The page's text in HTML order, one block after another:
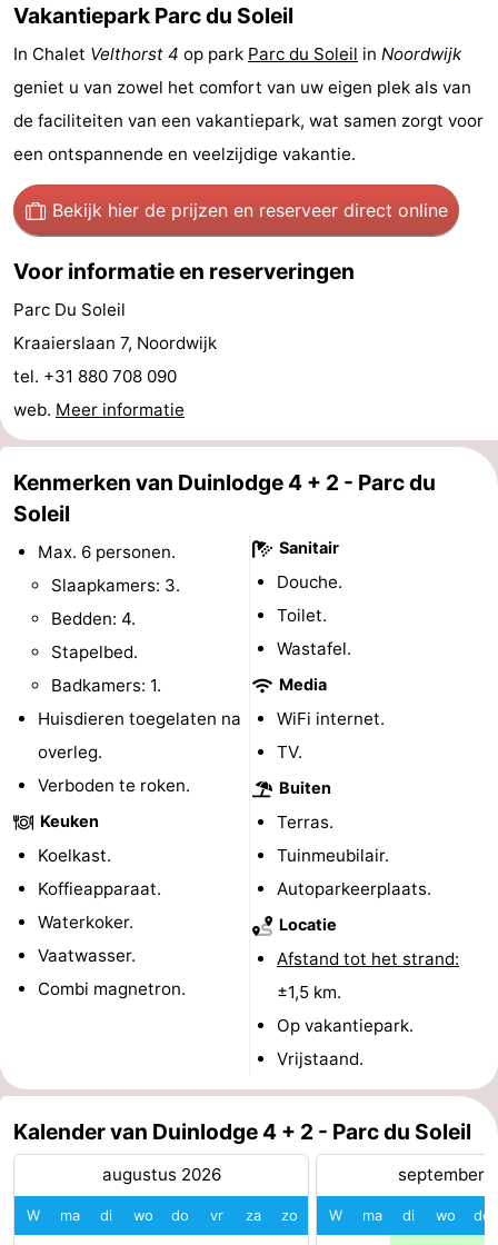
Paardrijden
Golfbanen
-
Surfen
Eten
en
drinken
Evenementen
Praktisch
Forum
Route
-
Parkeren
Reisboekenwinkel
Nieuws
adressen
Regio
Noord-
Holland
Natuur
Schoorlse
Duinen
Bergen
aan
Zee
-
Bergen
-
Alkmaar
-
Egmond
aan
Noordhollands
-
aan
Zee
Natuur
Zuid-
Kennermerland
-
Amsterdam
-
Zandvoort
Zuid-
Vakantiepark Parc du Soleil
In Chalet Velthorst 4 op park Parc du Soleil in Noordwijk
geniet u van zowel het comfort van uw eigen plek als van
de faciliteiten van een vakantiepark, wat samen zorgt voor
een ontspannende en veelzijdige vakantie.
Bekijk hier de prijzen en reserveer direct online
Voor informatie en reserveringen
Parc Du Soleil
Kraaierslaan 7, Noordwijk
tel. +31 880 708 090
web. Meer informatie
Kenmerken van Duinlodge 4 + 2 - Parc du
Soleil
Max. 6 personen.
Slaapkamers: 3.
Bedden: 4.
Stapelbed.
Badkamers: 1.
Huisdieren toegelaten na
overleg.
Verboden te roken.
Keuken
Koelkast.
Koffieapparaat.
Waterkoker.
Vaatwasser.
Combi magnetron.
Sanitair
Douche.
Toilet.
Wastafel.
Media
WiFi internet.
TV.
Buiten
Terras.
Tuinmeubilair.
Autoparkeerplaats.
Locatie
Afstand tot het strand:
±1,5 km.
Op vakantiepark.
Vrijstaand.
Kalender van Duinlodge 4 + 2 - Parc du Soleil
augustus 2026
W ma di wo do vr za zo
september
W ma di wo do